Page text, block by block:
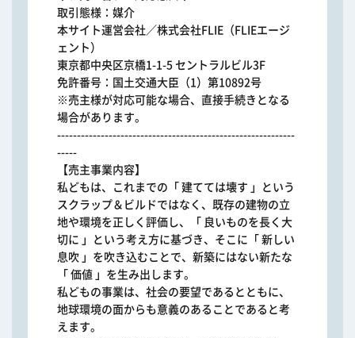
取引態様：媒介
本サイト運営会社／株式会社FLIE（FLIEエージ
ェント）
東京都中央区京橋1-1-5 セントラルビル3F
免許番号：国土交通大臣（1）第10892号
※売主様が対応可能な場合、直接手続きとなる
場合があります。
------------------------------------------------------------
-----
【売主事業内容】
私どもは、これまでの「 建てては壊す 」という
スクラップ＆ビルドではなく、既存の建物の立
地や環境を正しく評価し、「 良いものを長く大
切に 」という考え方に基づき、そこに「 新しい
息吹 」を吹き込むことで、新築にはない新たな
「 価値 」を生み出します。
私どもの事業は、社会の要望であるとともに、
地球環境の面からも意義のあることであると考
えます。